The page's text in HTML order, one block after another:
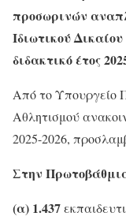
προσωρινών
Ιδιωτικού
διδακτικό έτος
Από το Υπουργείο
Αθλητισμού
2025-2026,
Στην
(α) 1.437